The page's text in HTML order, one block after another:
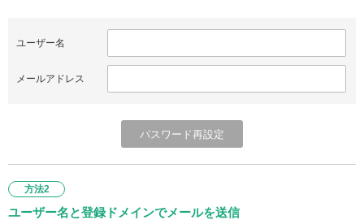
ユーザー名
メールアドレス
方法2
ユーザー名と登録ドメインでメールを送信